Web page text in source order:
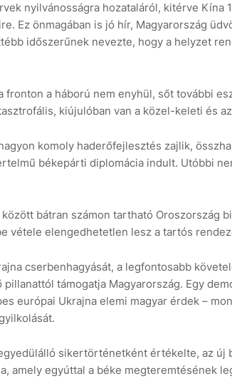
nyilvánosságra hozataláról, kitérve Kína
Ez önmagában is jó hír, Magyarország
időszerűnek nevezte, hogy a helyzet
fronton a háború nem enyhül, sőt további
kiújulóban van a közel-keleti és
komoly haderőfejlesztés zajlik,
békepárti diplomácia indult. Utóbbi
bátran számon tartható Oroszország
vétele elengedhetetlen lesz a tartós
cserbenhagyását, a legfontosabb
támogatja Magyarország. Egy
európai Ukrajna elemi magyar érdek –
sikertörténetként értékelte, az új
amely egyúttal a béke megteremtésének